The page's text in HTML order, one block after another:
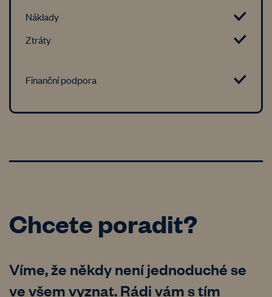
Náklady
Ztráty
Finanční podpora
Chcete poradit?
Víme, že někdy není jednoduché se
ve všem vyznat. Rádi vám s tím